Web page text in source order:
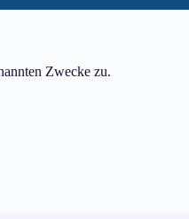
Zwecke zu.